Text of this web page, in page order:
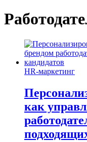
HR-маркетинг
как